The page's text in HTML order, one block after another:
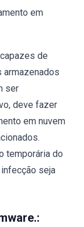
em
de
armazenados
ser
deve fazer
em nuvem
temporária do
seja